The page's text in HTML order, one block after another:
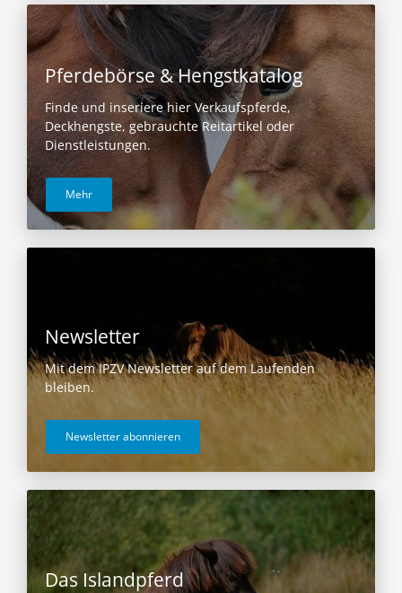
Pferdebörse & Hengstkatalog
Finde und inseriere hier Verkaufspferde,
Deckhengste, gebrauchte Reitartikel oder
Dienstleistungen.
Mehr
Newsletter
Mit dem IPZV Newsletter auf dem Laufenden
bleiben.
Newsletter abonnieren
Das Islandpferd